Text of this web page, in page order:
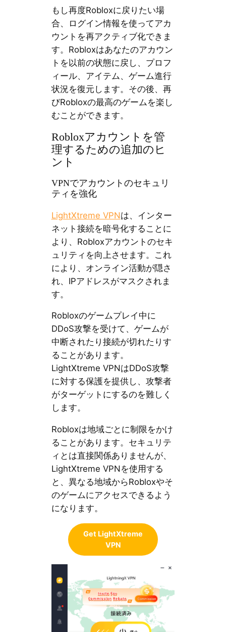
もし再度Robloxに戻りたい場
合、ログイン情報を使ってアカ
ウントを再アクティブ化できま
す。Robloxはあなたのアカウン
トを以前の状態に戻し、プロフ
ィール、アイテム、ゲーム進行
状況を復元します。その後、再
びRobloxの最高のゲームを楽し
むことができます。
Robloxアカウントを管
理するための追加のヒ
ント
VPNでアカウントのセキュリ
ティを強化
LightXtreme VPNは、インター
ネット接続を暗号化することに
より、Robloxアカウントのセキ
ュリティを向上させます。これ
により、オンライン活動が隠さ
れ、IPアドレスがマスクされま
す。
Robloxのゲームプレイ中に
DDoS攻撃を受けて、ゲームが
中断されたり接続が切れたりす
ることがあります。
LightXtreme VPNはDDoS攻撃
に対する保護を提供し、攻撃者
がターゲットにするのを難しく
します。
Robloxは地域ごとに制限をかけ
ることがあります。セキュリテ
ィとは直接関係ありませんが、
LightXtreme VPNを使用する
と、異なる地域からRobloxやそ
のゲームにアクセスできるよう
になります。
Get LightXtreme
VPN